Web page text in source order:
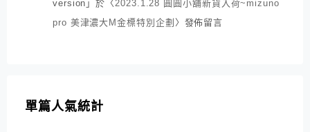
version 」於〈 2023.1.28 圓圓小舖新貨入荷~mizuno
pro 美津濃大M金標特別企劃 〉發佈留言
單篇人氣統計